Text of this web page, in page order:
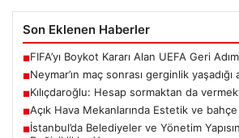
Son Eklenen Haberler
■FIFA’yı Boykot Kararı Alan UEFA Geri
■Neymar’ın maç sonrası gerginlik yaşadığı
■Kılıçdaroğlu: Hesap sormaktan da
■Açık Hava Mekanlarında Estetik ve
■İstanbul’da Belediyeler ve Yönetim